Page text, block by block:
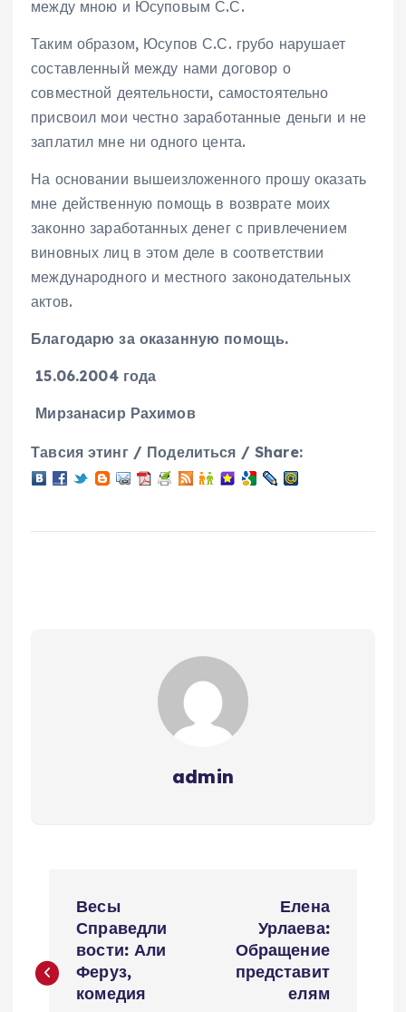
между мною и Юсуповым С.С.
Таким образом, Юсупов С.С. грубо нарушает
составленный между нами договор о
совместной деятельности, самостоятельно
присвоил мои честно заработанные деньги и не
заплатил мне ни одного цента.
На основании вышеизложенного прошу оказать
мне действенную помощь в возврате моих
законно заработанных денег с привлечением
виновных лиц в этом деле в соответствии
международного и местного законодательных
актов.
Благодарю за оказанную помощь.
15.06.2004 года
Мирзанасир Рахимов
Тавсия этинг / Поделиться / Share:
admin
s
Весы
Справедли
вости: Али
Феруз,
комедия
Елена
Урлаева:
Обращение
представит
елям